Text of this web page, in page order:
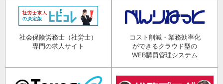
社会保険労務士（社労士）
専門の求人サイト
コスト削減・業務効率化
ができるクラウド型の
WEB購買管理システム